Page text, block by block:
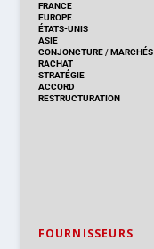
FRANCE
EUROPE
ÉTATS-UNIS
ASIE
CONJONCTURE/MARCHÉS
RACHAT
STRATÉGIE
ACCORD
RESTRUCTURATION
FOURNISSEURS